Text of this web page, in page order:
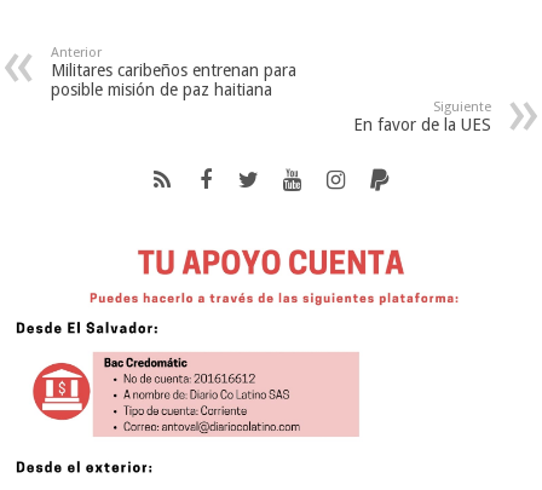
Anterior
Militares caribeños entrenan para
posible misión de paz haitiana
Siguiente
En favor de la UES